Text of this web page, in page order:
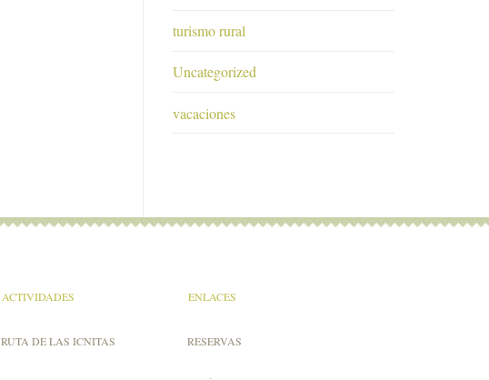
turismo rural
Uncategorized
vacaciones
ACTIVIDADES
RUTA DE LAS ICNITAS
ENLACES
RESERVAS